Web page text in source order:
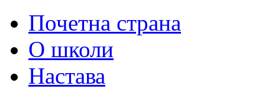
Почетна страна
О школи
Настава